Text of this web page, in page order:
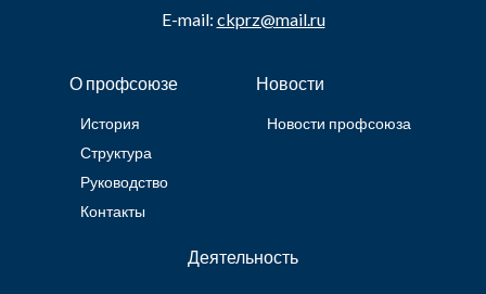
E-mail: ckprz@mail.ru
О профсоюзе
История
Структура
Руководство
Контакты
Новости
Новости профсоюза
Деятельность